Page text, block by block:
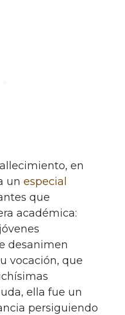
en
un especial
que
académica:
desanimen
vocación, que
ella fue un
persiguiendo